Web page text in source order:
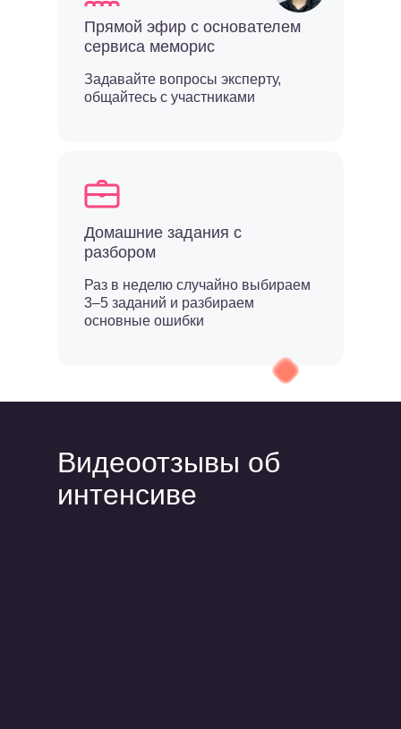
Задавайте вопросы эксперту,
общайтесь с участниками
Прямой эфир с основателем
сервиса меморис
Раз в неделю случайно выбираем
3–5 заданий и разбираем
основные ошибки
Домашние задания с
разбором
Видеоотзывы об
интенсиве